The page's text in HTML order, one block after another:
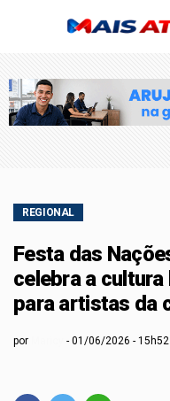
REGIONAL
Festa das
celebra a
para artistas da
por 01/06/2026 - 15h52